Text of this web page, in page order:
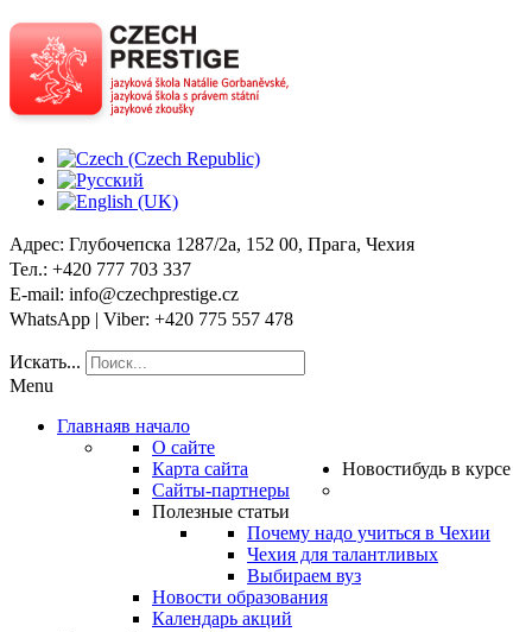
Адрес: Глубочепска 1287/2a, 152 00, Прага, Чехия
Тел.: +420 777 703 337
E-mail: info@czechprestige.cz
WhatsApp | Viber: +420 775 557 478
Искать...
Menu
Главнаяв начало
О сайте
Карта сайта
Сайты-партнеры
Новостибудь в курсе
Полезные статьи
Почему надо учиться в Чехии
Чехия для талантливых
Выбираем вуз
Новости образования
Календарь акций